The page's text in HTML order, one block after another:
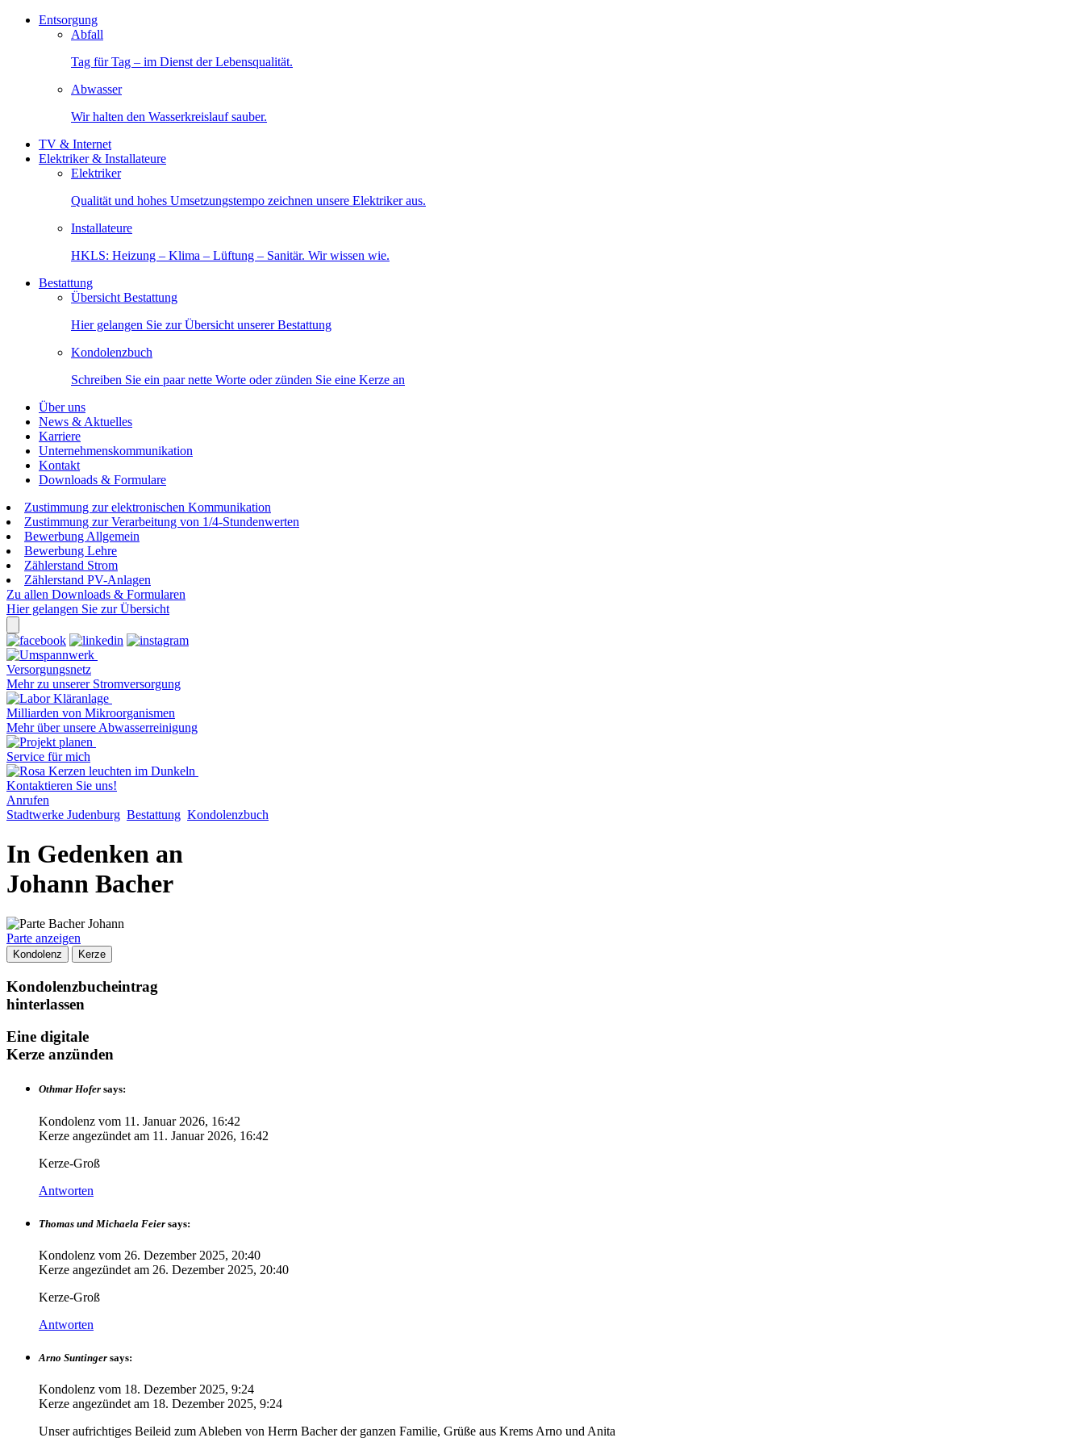
Entsorgung
Abfall
Tag für Tag – im Dienst der Lebensqualität.
Abwasser
Wir halten den Wasserkreislauf sauber.
TV & Internet
Elektriker & Installateure
Elektriker
Qualität und hohes Umsetzungstempo zeichnen unsere Elektriker aus.
Installateure
HKLS: Heizung – Klima – Lüftung – Sanitär. Wir wissen wie.
Bestattung
Übersicht Bestattung
Hier gelangen Sie zur Übersicht unserer Bestattung
Kondolenzbuch
Schreiben Sie ein paar nette Worte oder zünden Sie eine Kerze an
Über uns
News & Aktuelles
Karriere
Unternehmenskommunikation
Kontakt
Downloads & Formulare
Zustimmung zur elektronischen Kommunikation
Zustimmung zur Verarbeitung von 1/4-Stundenwerten
Bewerbung Allgemein
Bewerbung Lehre
Zählerstand Strom
Zählerstand PV-Anlagen
Zu allen Downloads & Formularen
Hier gelangen Sie zur Übersicht
Versorgungsnetz
Mehr zu unserer Stromversorgung
Milliarden von Mikroorganismen
Mehr über unsere Abwasserreinigung
Service für mich
Kontaktieren Sie uns!
Anrufen
Stadtwerke Judenburg Bestattung Kondolenzbuch
In Gedenken an
Johann Bacher
Parte anzeigen
Kondolenz Kerze
Kondolenzbucheintrag
hinterlassen
Eine digitale
Kerze anzünden
Othmar Hofer says:
Kondolenz vom 11. Januar 2026, 16:42
Kerze angezündet am 11. Januar 2026, 16:42
Kerze-Groß
Antworten
Thomas und Michaela Feier says:
Kondolenz vom 26. Dezember 2025, 20:40
Kerze angezündet am 26. Dezember 2025, 20:40
Kerze-Groß
Antworten
Arno Suntinger says:
Kondolenz vom 18. Dezember 2025, 9:24
Kerze angezündet am 18. Dezember 2025, 9:24
Unser aufrichtiges Beileid zum Ableben von Herrn Bacher der ganzen Familie, Grüße aus Krems Arno und Anita